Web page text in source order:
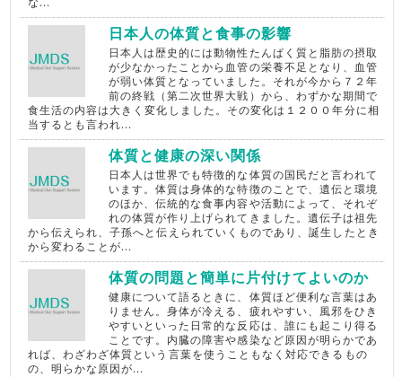
日本人の体質と食事の影響
日本人は歴史的には動物性たんぱく質と脂肪の摂取
が少なかったことから血管の栄養不足となり、血管
が弱い体質となっていました。それが今から７２年
前の終戦（第二次世界大戦）から、わずかな期間で
食生活の内容は大きく変化しました。その変化は１２００年分に相
当するとも言われ...
体質と健康の深い関係
日本人は世界でも特徴的な体質の国民だと言われて
います。体質は身体的な特徴のことで、遺伝と環境
のほか、伝統的な食事内容や活動によって、それぞ
れの体質が作り上げられてきました。遺伝子は祖先
から伝えられ、子孫へと伝えられていくものであり、誕生したとき
から変わることが...
体質の問題と簡単に片付けてよいのか
健康について語るときに、体質ほど便利な言葉はあ
りません。身体が冷える、疲れやすい、風邪をひき
やすいといった日常的な反応は、誰にも起こり得る
ことです。内臓の障害や感染など原因が明らかであ
れば、わざわざ体質という言葉を使うこともなく対応できるもの
の、明らかな原因が...